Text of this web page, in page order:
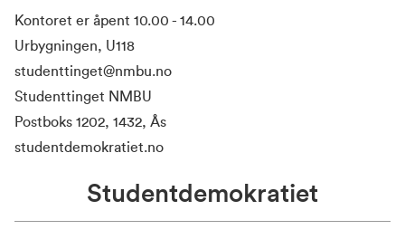
Kontoret er åpent 10.00 - 14.00
Urbygningen, U118
studenttinget@nmbu.no
Studenttinget NMBU
Postboks 1202, 1432, Ås
studentdemokratiet.no
Studentdemokratiet